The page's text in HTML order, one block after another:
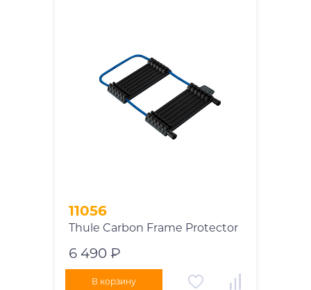
11056
Thule Carbon Frame Protector
6 490 ₽
В корзину